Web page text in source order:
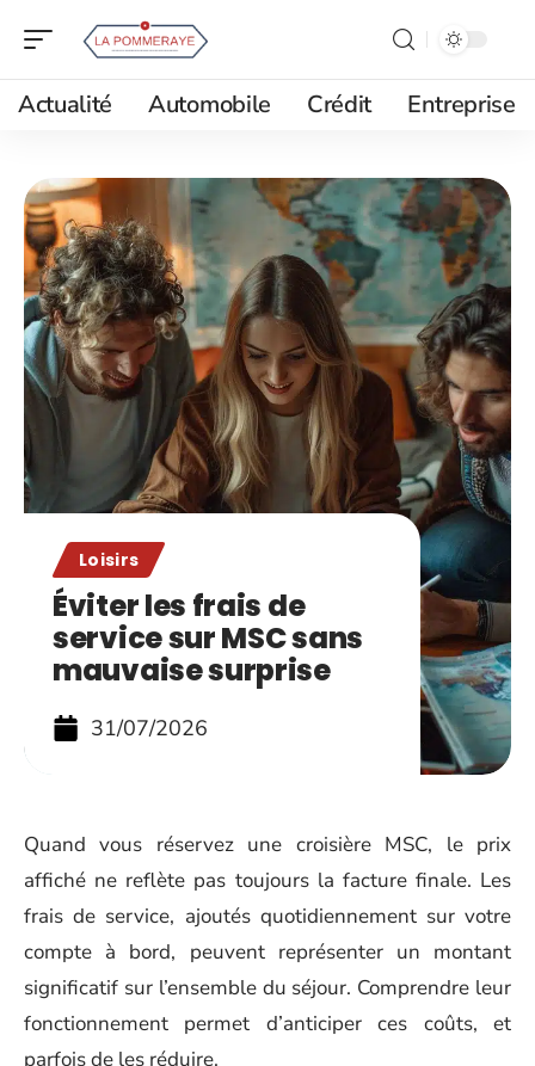
Actualité Automobile Crédit Entreprise
Loisirs
Éviter les frais de
service sur MSC sans
mauvaise surprise
31/07/2026
Quand vous réservez une croisière MSC, le prix
affiché ne reflète pas toujours la facture finale. Les
frais de service, ajoutés quotidiennement sur votre
compte à bord, peuvent représenter un montant
significatif sur l’ensemble du séjour. Comprendre leur
fonctionnement permet d’anticiper ces coûts, et
parfois de les réduire.